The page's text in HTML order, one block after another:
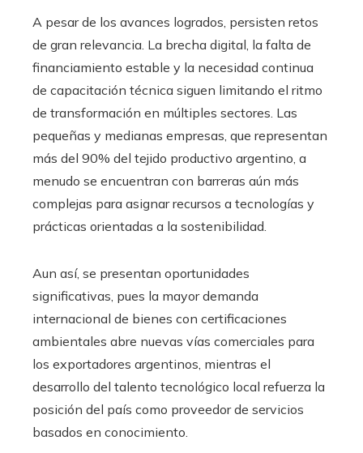
A pesar de los avances logrados, persisten retos
de gran relevancia. La brecha digital, la falta de
financiamiento estable y la necesidad continua
de capacitación técnica siguen limitando el ritmo
de transformación en múltiples sectores. Las
pequeñas y medianas empresas, que representan
más del 90% del tejido productivo argentino, a
menudo se encuentran con barreras aún más
complejas para asignar recursos a tecnologías y
prácticas orientadas a la sostenibilidad.
Aun así, se presentan oportunidades
significativas, pues la mayor demanda
internacional de bienes con certificaciones
ambientales abre nuevas vías comerciales para
los exportadores argentinos, mientras el
desarrollo del talento tecnológico local refuerza la
posición del país como proveedor de servicios
basados en conocimiento.